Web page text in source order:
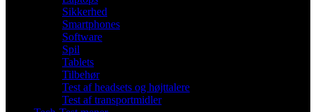
Sikkerhed
Smartphones
Software
Spil
Tablets
Tilbehør
Test af headsets og højttalere
Test af transportmidler